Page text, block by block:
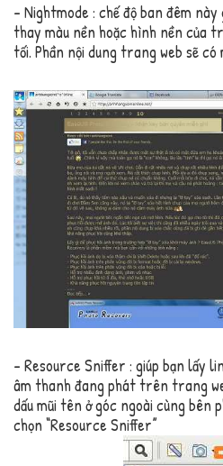
– Nightmode : chế độ ban đêm này
thay màu nền hoặc hình nền của
tối. Phần nội dung trang web sẽ có
– Resource Sniffer : giúp bạn lấy
âm thanh đang phát trên trang
dấu mũi tên ở góc ngoài cùng bên
chọn “Resource Sniffer”